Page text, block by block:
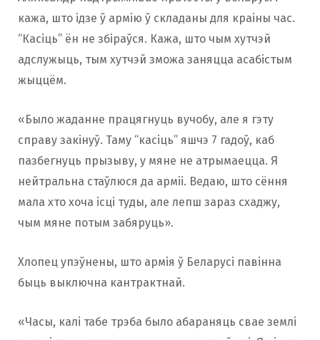
кажа, што ідзе ў армію ў складаны для краіны час.
“Касіць” ён не збіраўся. Кажа, што чым хутчэй
адслужыць, тым хутчэй зможа заняцца асабістым
жыццём.
«Было жаданне працягнуць вучобу, але я гэту
справу закінуў. Таму “касіць” яшчэ 7 гадоў, каб
пазбегнуць прызыву, у мяне не атрымаецца. Я
нейтральна стаўлюся да арміі. Ведаю, што сёння
мала хто хоча ісці туды, але лепш зараз схаджу,
чым мяне потым забяруць».
Хлопец упэўнены, што армія ў Беларусі павінна
быць выключна кантрактнай.
«Часы, калі табе трэба было абараняць свае землі